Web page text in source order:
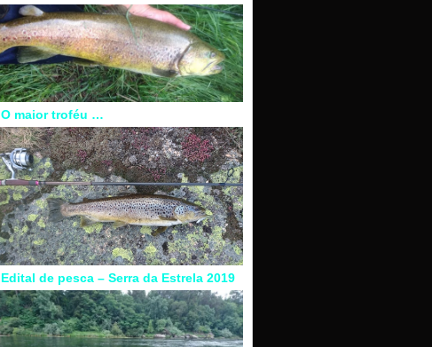
O maior troféu …
Edital de pesca – Serra da Estrela 2019